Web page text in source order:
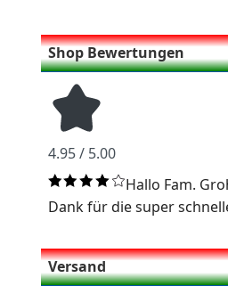
Shop Bewertungen
4.95 / 5.00
Hallo Fam.
Dank für die super
Versand